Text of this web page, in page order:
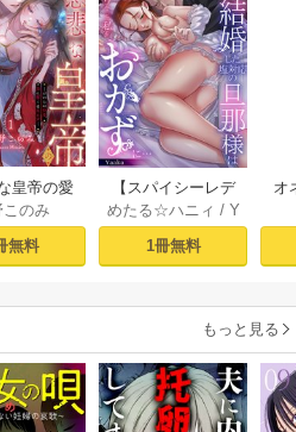
皇帝の愛
おわらぬ
に響くは
― 1巻
このみ
無料
【スパイシーレデ
ィ】政略結婚した
塩対応の旦那様は
毎晩寝たふりをし
(1)
めたる☆ハニィ / Y
aaka
1冊無料
オ
もっと見る